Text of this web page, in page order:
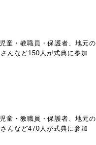
童・教職員・保護者、地元の
んなど150人が式典に参加
童・教職員・保護者、地元の
んなど470人が式典に参加